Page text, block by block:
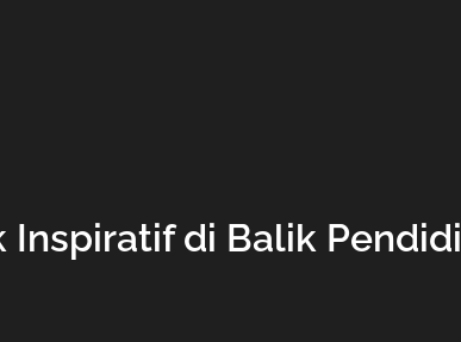
Inspiratif di Balik